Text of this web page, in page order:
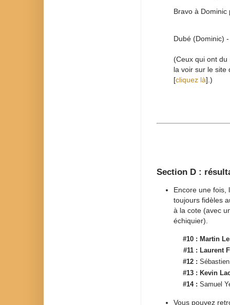
Bravo à
Dubé (Dominic)
(Ceux qui ont
la voir sur le site
[cliquez là].)
Section D :
Encore une fois,
toujours fidèles
à la cote (avec
échiquier).
#10 : Martin
#11 : Laurent
#12 :
#13 : Kevin
#14 : Samuel
Vous pouvez